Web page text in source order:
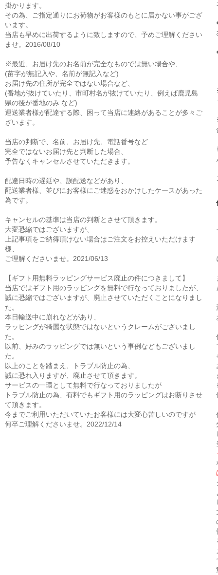
掛かります。
その為、ご指定通りにお荷物がお客様のもとに届かない事がござ
います。
当店も早めに出荷するように致しますので、予めご理解ください
ませ。2016/08/10
※最近、お届け先のお名前が完全なものでは無い場合や、
(苗字が無記入や、名前が無記入など)
お届け先の住所が完全ではない場合など、
(番地が抜けていたり、市町村名が抜けていたり、例えば鹿児島
県の後が番地のみ など)
運送業者様が配達する際、困って当店に連絡があることが多々ご
ざいます。
当店の判断で、名前、お届け先、電話番号など
完全ではないお届け先と判断した場合、
予告なくキャンセルさせていただきます。
配達日時の遅延や、誤配送などがあり、
配送業者様、並びにお客様にご迷惑をおかけしたケースがあった
為です。
キャンセルの基準は当店の判断とさせて頂きます。
大変恐縮ではございますが、
上記事項をご納得頂けない場合はご注文をお控えいただけます
様、
ご理解くださいませ。2021/06/13
【ギフト用無料ラッピングサービス廃止の件につきまして】
当店ではギフト用のラッピングを無料で行なっておりましたが、
誠に恐縮ではございますが、廃止させていただくことになりまし
た。
本日輸送中に崩れなどがあり、
ラッピングが綺麗な状態ではないというクレームがございまし
た。
以前、好みのラッピングでは無いという事例などもございまし
た。
以上のことを踏まえ、トラブル防止の為、
誠に恐れ入りますが、廃止させて頂きます。
サービスの一環として無料で行なっておりましたが
トラブル防止の為、有料でもギフト用のラッピングはお断りさせ
て頂きます。
今までご利用いただいていたお客様には大変心苦しいのですが
何卒ご理解くださいませ。2022/12/14